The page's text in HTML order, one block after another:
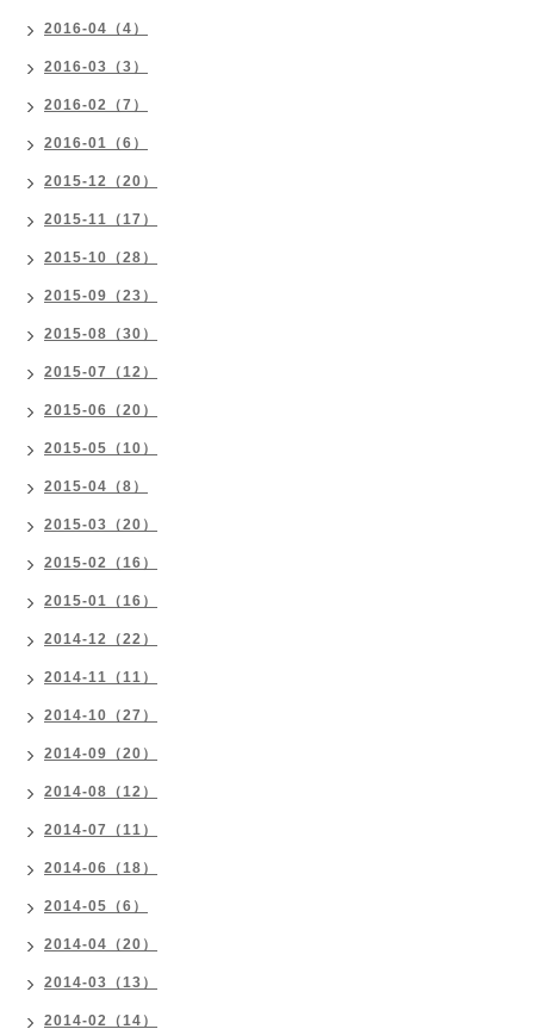
2016-04（4）
2016-03（3）
2016-02（7）
2016-01（6）
2015-12（20）
2015-11（17）
2015-10（28）
2015-09（23）
2015-08（30）
2015-07（12）
2015-06（20）
2015-05（10）
2015-04（8）
2015-03（20）
2015-02（16）
2015-01（16）
2014-12（22）
2014-11（11）
2014-10（27）
2014-09（20）
2014-08（12）
2014-07（11）
2014-06（18）
2014-05（6）
2014-04（20）
2014-03（13）
2014-02（14）